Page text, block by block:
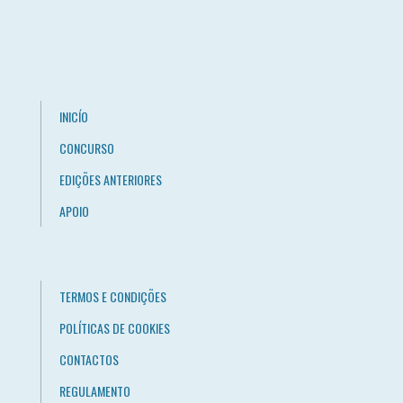
INICÍO
CONCURSO
EDIÇÕES ANTERIORES
APOIO
TERMOS E CONDIÇÕES
POLÍTICAS DE COOKIES
CONTACTOS
REGULAMENTO